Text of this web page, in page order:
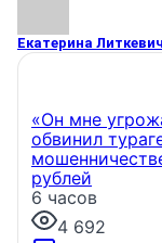
Екатерина Литкевич
«Он мне
обвинил
рублей
6 часов
4 692